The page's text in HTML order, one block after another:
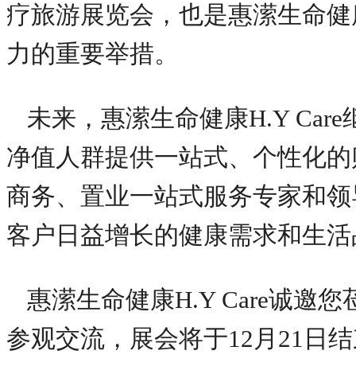
疗旅游展览会，也是惠潆生命
力的重要举措。
未来，惠潆生命健康H.Y
净值人群提供一站式、个性化
商务、置业一站式服务专家和
客户日益增长的健康需求和生
惠潆生命健康H.Y Care诚邀
参观交流，展会将于12月21日